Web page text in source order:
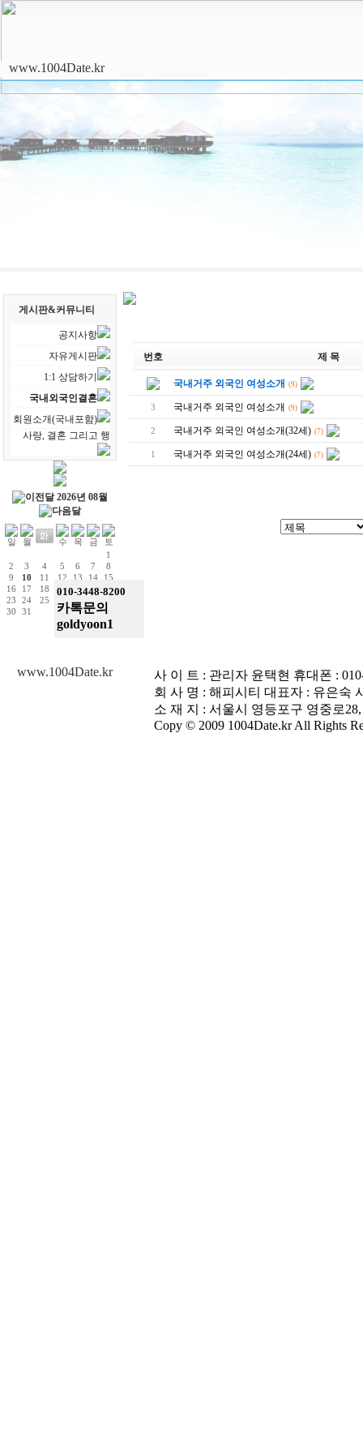
www.1004Date.kr
게시판&커뮤니티
공지사항
자유게시판
1:1 상담하기
국내외국인결혼
회원소개(국내포함)
사랑, 결혼 그리고 행
010-3448-8200
카톡문의
goldyoon1
2026년 08월
1
2
3 4 5 6 7
8
9
10 11 12 13 14
15
16
17 18 19 20 21
22
23
24 25 26 27 28
29
30
31
번호 제 목
국내거주 외국인 여성소개 (9)
3 국내거주 외국인 여성소개 (9)
2 국내거주 외국인 여성소개(32세) (7)
1 국내거주 외국인 여성소개(24세) (7)
사 이 트 : 관리자 윤택현 휴대폰 :
회 사 명 : 해피시티 대표자 : 유은숙
소 재 지 : 서울시 영등포구 영중로
Copy © 2009 1004Date.kr All Rights
www.1004Date.kr